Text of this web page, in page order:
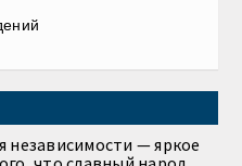
независимости — яркое